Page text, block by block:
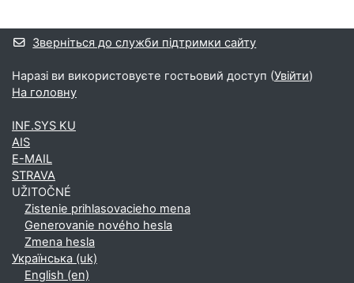
Додаткові блоки
Зверніться до служби підтримки сайту
Наразі ви використовуєте гостьовий доступ (Увійти)
На головну
INF.SYS KU
AIS
E-MAIL
STRAVA
UŽITOČNÉ
Zistenie prihlasovacieho mena
Generovanie nového hesla
Zmena hesla
Українська ‎(uk)‎
English ‎(en)‎